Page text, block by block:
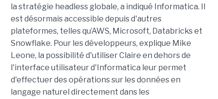
la stratégie headless globale, a indiqué Informatica. Il
est désormais accessible depuis d'autres
plateformes, telles qu’AWS, Microsoft, Databricks et
Snowflake. Pour les développeurs, explique Mike
Leone, la possibilité d'utiliser Claire en dehors de
l'interface utilisateur d'Informatica leur permet
d'effectuer des opérations sur les données en
langage naturel directement dans les